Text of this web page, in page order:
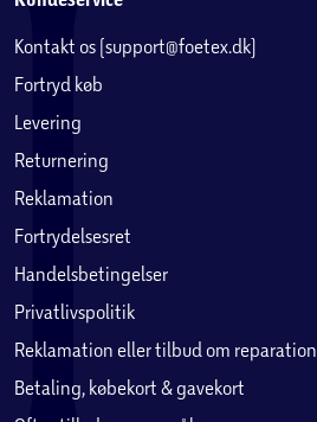
Kontakt os (support@foetex.dk)
Fortryd køb
Levering
Returnering
Reklamation
Fortrydelsesret
Handelsbetingelser
Privatlivspolitik
Reklamation eller tilbud om reparation
Betaling, købekort & gavekort